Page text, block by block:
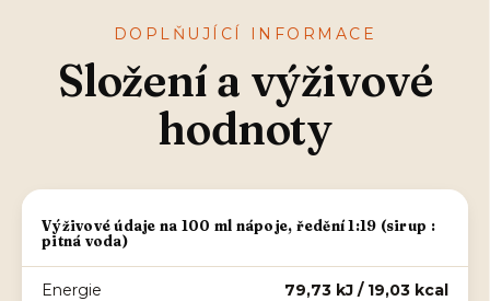
DOPLŇUJÍCÍ INFORMACE
Složení a výživové
hodnoty
Výživové údaje na 100 ml nápoje, ředění 1:19 (sirup :
pitná voda)
Energie 79,73 kJ / 19,03 kcal